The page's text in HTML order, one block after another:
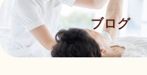
ブログ